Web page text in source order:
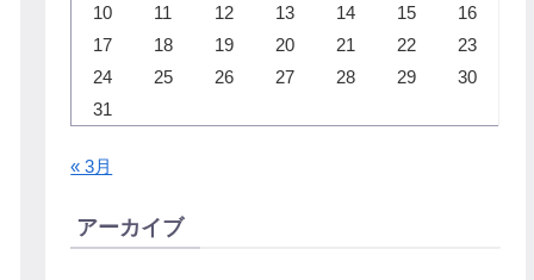
10
11 12 13 14 15
16
17
18 19 20 21 22
23
24
25 26 27 28 29
30
31
« 3月
アーカイブ